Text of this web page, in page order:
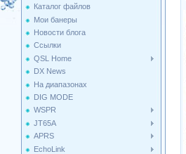
Каталог файлов
Мои банеры
Новости блога
Ссылки
QSL Home
DX News
На диапазонах
DIG MODE
WSPR
JT65A
APRS
EchoLink